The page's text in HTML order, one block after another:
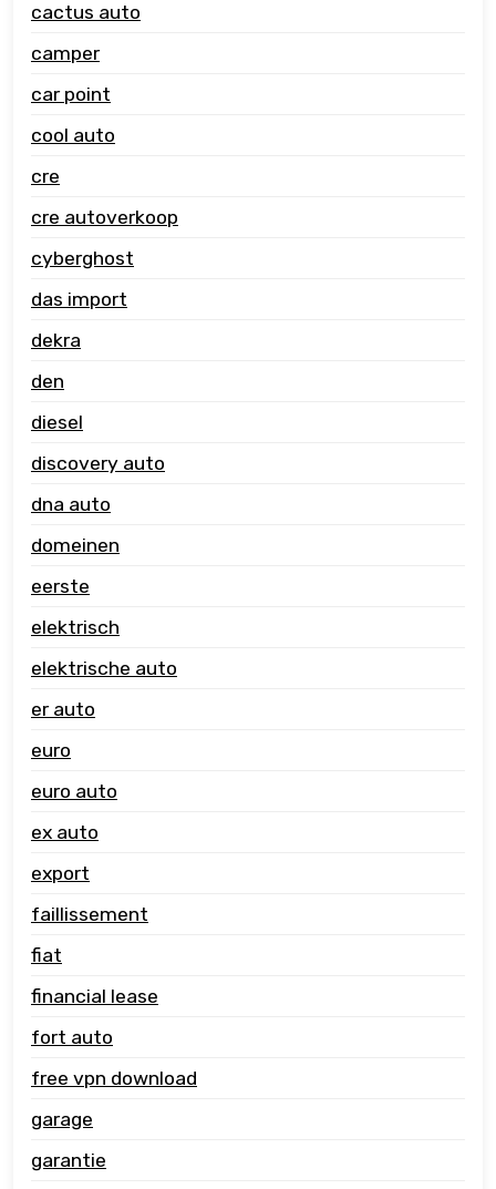
cactus auto
camper
car point
cool auto
cre
cre autoverkoop
cyberghost
das import
dekra
den
diesel
discovery auto
dna auto
domeinen
eerste
elektrisch
elektrische auto
er auto
euro
euro auto
ex auto
export
faillissement
fiat
financial lease
fort auto
free vpn download
garage
garantie